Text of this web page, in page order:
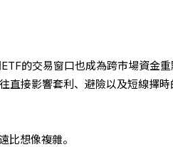
的交易窗口也成為跨市場資金
直接影響套利、避險以及短線擇時
比想像複雜。